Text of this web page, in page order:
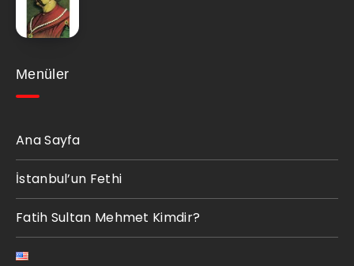
Menüler
Ana Sayfa
İstanbul’un Fethi
Fatih Sultan Mehmet Kimdir?